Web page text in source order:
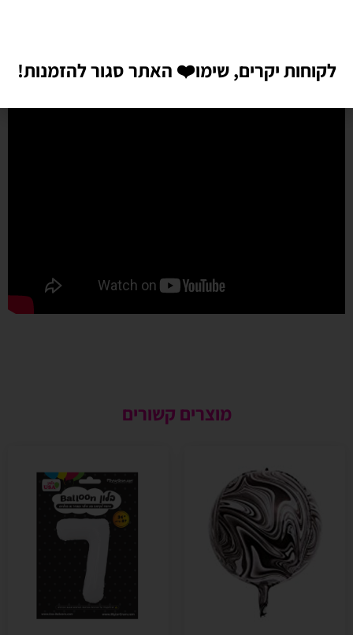
מוצרים קשורים
לקוחות יקרים, שימו❤️ האתר סגור להזמנות!